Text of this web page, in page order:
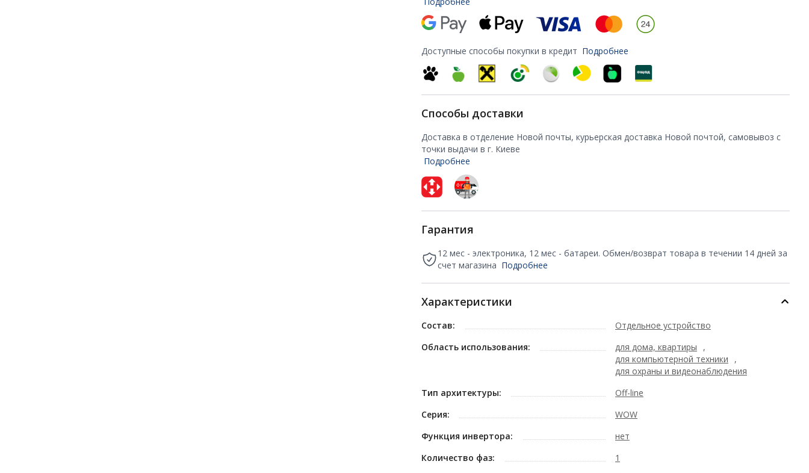
Доступные способы покупки в кредит Подробнее
Способы доставки
Доставка в отделение Новой почты, курьерская доставка Новой почтой, самовывоз с
точки выдачи в г. Киеве
Подробнее
Гарантия
12 мес - электроника, 12 мес - батареи. Обмен/возврат товара в течении 14 дней за
счет магазина Подробнее
Характеристики
Состав:
Отдельное устройство
Область использования:
для дома, квартиры
,
для компьютерной техники
,
для охраны и видеонаблюдения
Тип архитектуры:
Off-line
Серия:
WOW
Функция инвертора:
нет
Количество фаз:
1